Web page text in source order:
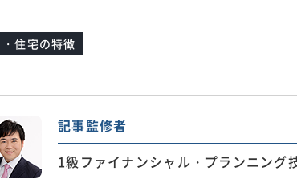
住宅の特徴
記事監修者
1級ファイナンシャル・プランニング